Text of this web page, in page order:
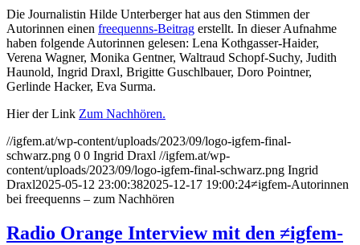
Die Journalistin Hilde Unterberger hat aus den Stimmen der
Autorinnen einen freequenns-Beitrag erstellt. In dieser Aufnahme
haben folgende Autorinnen gelesen: Lena Kothgasser-Haider,
Verena Wagner, Monika Gentner, Waltraud Schopf-Suchy, Judith
Haunold, Ingrid Draxl, Brigitte Guschlbauer, Doro Pointner,
Gerlinde Hacker, Eva Surma.
Hier der Link Zum Nachhören.
//igfem.at/wp-content/uploads/2023/09/logo-igfem-final-
schwarz.png 0 0 Ingrid Draxl //igfem.at/wp-
content/uploads/2023/09/logo-igfem-final-schwarz.png Ingrid
Draxl2025-05-12 23:00:382025-12-17 19:00:24≠igfem-Autorinnen
bei freequenns – zum Nachhören
Radio Orange Interview mit den ≠igfem-